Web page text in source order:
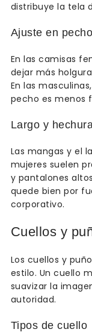
distribuye la tela
Ajuste en
En las camisas
dejar más
En las
pecho es menos
Largo y
Las mangas y el
mujeres suelen
y pantalones
quede bien por
corporativo.
Cuellos y
Los cuellos y
estilo. Un cuello
suavizar la
autoridad.
Tipos de cuello